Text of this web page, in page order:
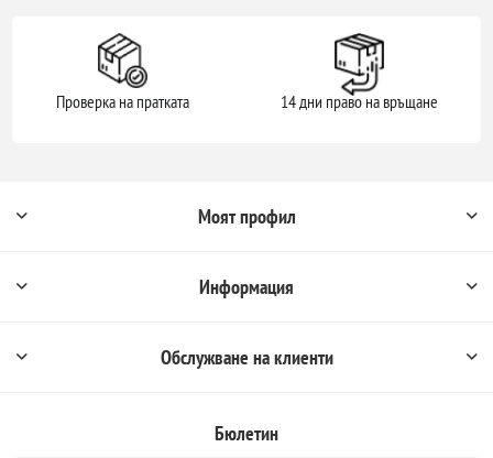
Проверка на пратката 14 дни право на връщане
Моят профил
Информация
Обслужване на клиенти
Бюлетин